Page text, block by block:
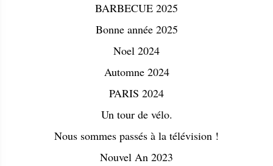
BARBECUE 2025
Bonne année 2025
Noel 2024
Automne 2024
PARIS 2024
Un tour de vélo.
Nous sommes passés à la télévision !
Nouvel An 2023